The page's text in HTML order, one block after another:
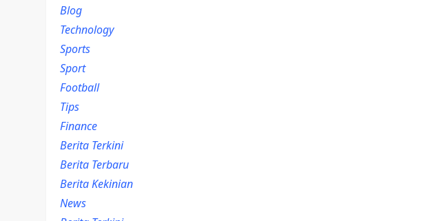
Blog
Technology
Sports
Sport
Football
Tips
Finance
Berita Terkini
Berita Terbaru
Berita Kekinian
News